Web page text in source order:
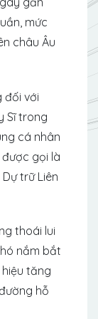
mức
châu Âu
đối với
Sĩ trong
cá nhân
gọi là
trữ Liên
thoái lui
nắm bắt
tăng
hỗ